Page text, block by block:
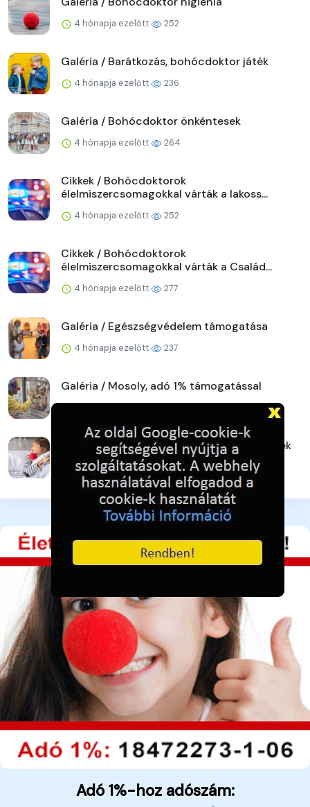
4 hónapja ezelőtt 252
Galéria / Barátkozás, bohócdoktor játék
4 hónapja ezelőtt 236
Galéria / Bohócdoktor önkéntesek
4 hónapja ezelőtt 264
Cikkek / Bohócdoktorok
élelmiszercsomagokkal várták a lakoss...
4 hónapja ezelőtt 252
Cikkek / Bohócdoktorok
élelmiszercsomagokkal várták a Család...
4 hónapja ezelőtt 277
Galéria / Egészségvédelem támogatása
4 hónapja ezelőtt 237
Galéria / Mosoly, adó 1% támogatással
Galéria / Bohócdoktorok, Adó 1% gyermekek
4 hónapja ezelőtt 254
Adó 1%-hoz adószám: